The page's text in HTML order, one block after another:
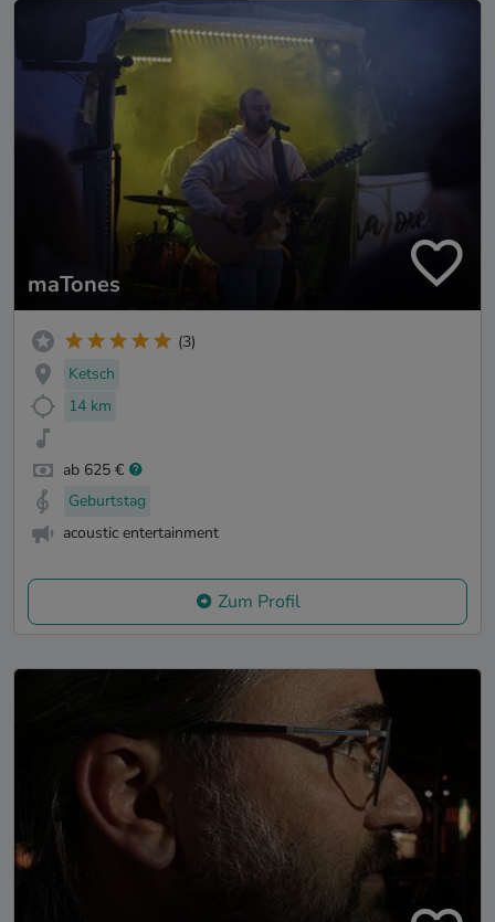
maTones
(3)
Ketsch
14 km
ab 625 €
Geburtstag
acoustic entertainment
Zum Profil